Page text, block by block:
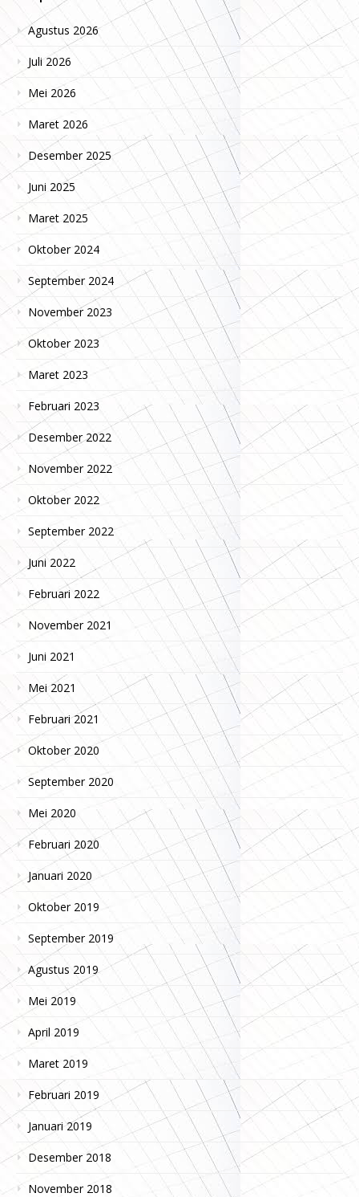
Agustus 2026
Juli 2026
Mei 2026
Maret 2026
Desember 2025
Juni 2025
Maret 2025
Oktober 2024
September 2024
November 2023
Oktober 2023
Maret 2023
Februari 2023
Desember 2022
November 2022
Oktober 2022
September 2022
Juni 2022
Februari 2022
November 2021
Juni 2021
Mei 2021
Februari 2021
Oktober 2020
September 2020
Mei 2020
Februari 2020
Januari 2020
Oktober 2019
September 2019
Agustus 2019
Mei 2019
April 2019
Maret 2019
Februari 2019
Januari 2019
Desember 2018
November 2018